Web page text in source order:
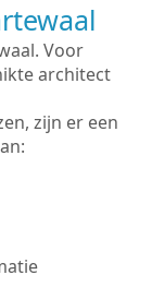
Voor
architect
zijn er een